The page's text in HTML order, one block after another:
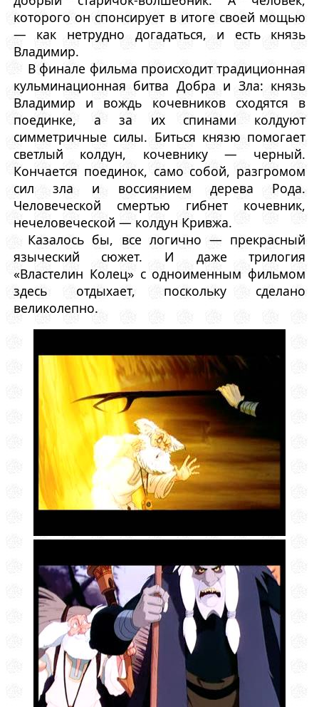
которого он спонсирует в итоге своей мощью
— как нетрудно догадаться, и есть князь
Владимир.
В финале фильма происходит традиционная
кульминационная битва Добра и Зла: князь
Владимир и вождь кочевников сходятся в
поединке, а за их спинами колдуют
симметричные силы. Биться князю помогает
светлый колдун, кочевнику — черный.
Кончается поединок, само собой, разгромом
сил зла и воссиянием дерева Рода.
Человеческой смертью гибнет кочевник,
нечеловеческой — колдун Кривжа.
Казалось бы, все логично — прекрасный
языческий сюжет. И даже трилогия
«Властелин Колец» с одноименным фильмом
здесь отдыхает, поскольку сделано
великолепно.